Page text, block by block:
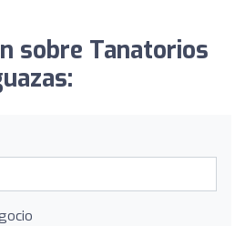
sobre Tanatorios